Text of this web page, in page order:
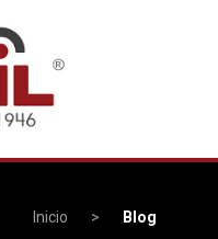
Inicio > Blog